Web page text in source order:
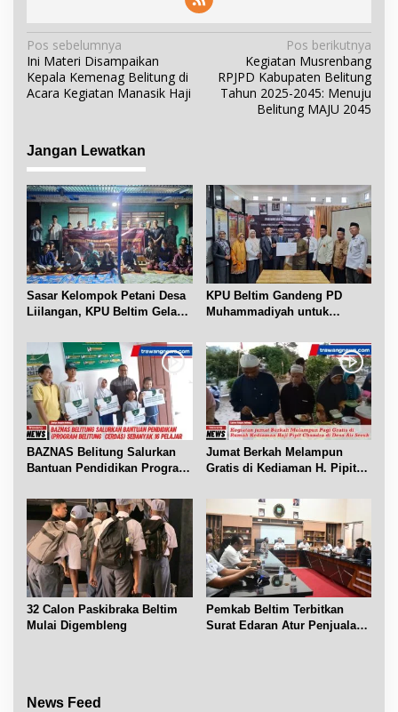
N
a
v
a
s
i
p
o
s
Pos sebelumnya
Ini Materi Disampaikan
Kepala Kemenag Belitung di
Acara Kegiatan Manasik Haji
Pos berikutnya
Kegiatan Musrenbang
RPJPD Kabupaten Belitung
Tahun 2025-2045: Menuju
Belitung MAJU 2045
Jangan Lewatkan
Sasar Kelompok Petani Desa
Liilangan, KPU Beltim Gelar
KPU Beltim Gandeng PD
Muhammadiyah untuk
BAZNAS Belitung Salurkan
Bantuan Pendidikan Program
Jumat Berkah Melampun
Gratis di Kediaman H. Pipit
32 Calon Paskibraka Beltim
Mulai Digembleng
Pemkab Beltim Terbitkan
Surat Edaran Atur Penjualan
News Feed